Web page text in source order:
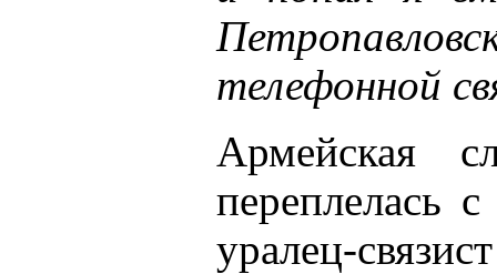
телефонной
Армейская
переплелась
уралец-